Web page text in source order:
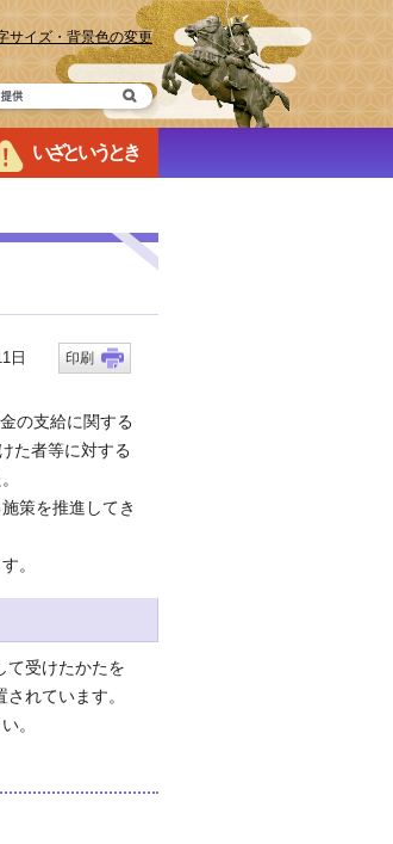
サイズ・背景色の変更
いざというとき
日 印刷
の支給に関する
た者等に対する
策を推進してき
。
て受けたかたを
れています。
。